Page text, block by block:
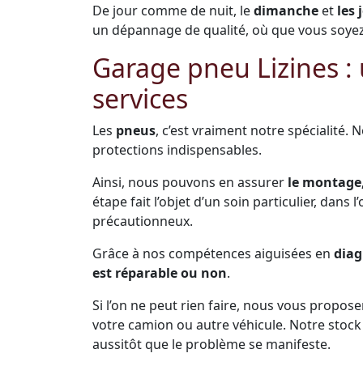
De jour comme de nuit, ledimanche et les
un dépannage de qualité, où que vous
Garage pneu Lizines
services
Les pneus, c’est vraiment notre spécialité.
protections indispensables.
Ainsi, nous pouvons en assurer le
étape fait l’objet d’un soin particulier, dans
précautionneux.
Grâce à nos compétences aiguisées en
est réparable ou non.
Si l’on ne peut rien faire, nous vous
votre camion ou autre véhicule. Notre
aussitôt que le problème se manifeste.